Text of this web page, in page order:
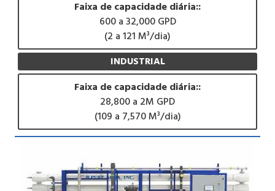
Faixa de capacidade diária::
600 a 32,000 GPD
(2 a 121 M³/dia)
INDUSTRIAL
Faixa de capacidade diária::
28,800 a 2M GPD
(109 a 7,570 M³/dia)